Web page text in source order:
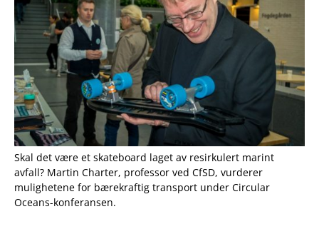
Skal det være et skateboard laget av resirkulert marint
avfall? Martin Charter, professor ved CfSD, vurderer
mulighetene for bærekraftig transport under Circular
Oceans-konferansen.